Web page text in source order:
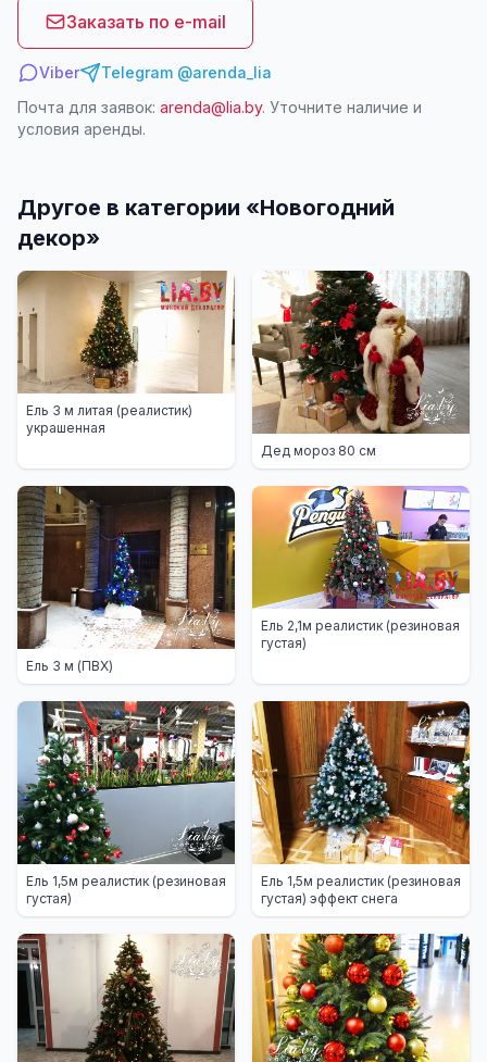
Заказать по e-mail
Viber
Telegram @arenda_lia
Почта для заявок: arenda@lia.by. Уточните наличие и
условия аренды.
Другое в категории «Новогодний
декор»
Ель 3 м литая (реалистик)
украшенная
Дед мороз 80 см
Ель 3 м (ПВХ)
Ель 2,1м реалистик (резиновая
густая)
Ель 1,5м реалистик (резиновая
густая)
Ель 1,5м реалистик (резиновая
густая) эффект снега